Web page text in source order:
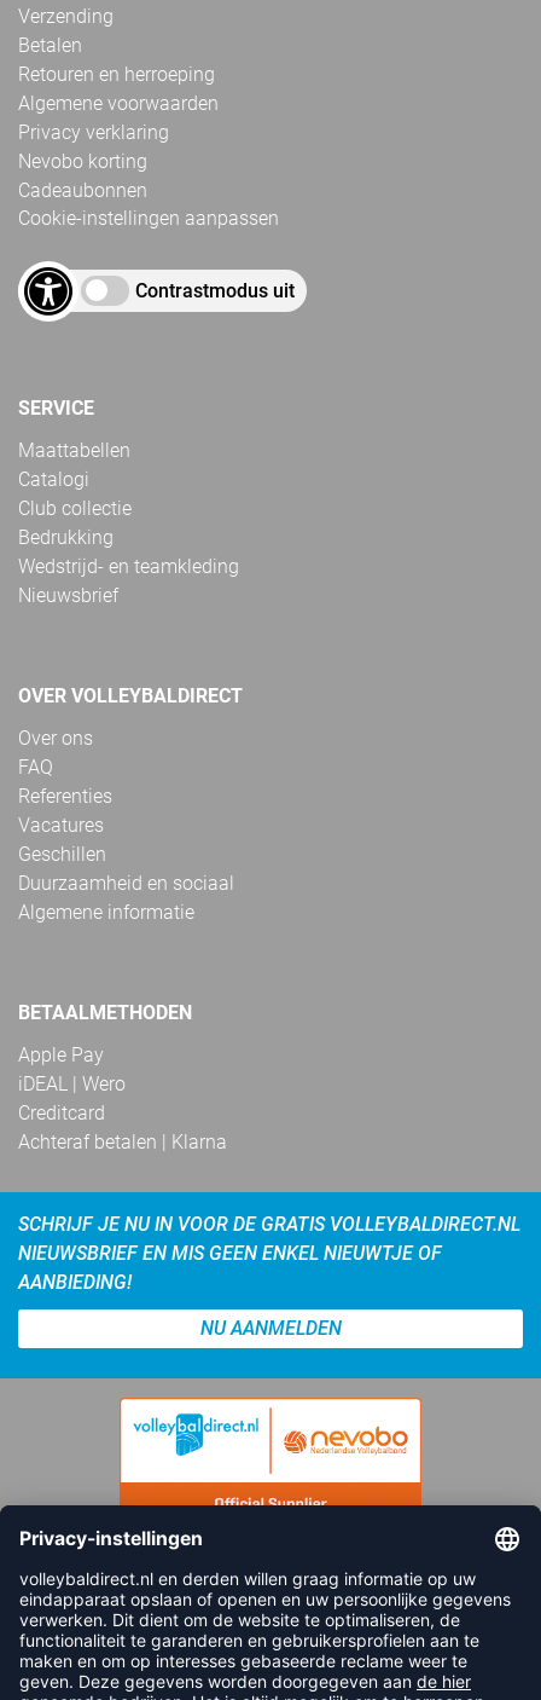
Verzending
Betalen
Retouren en herroeping
Algemene voorwaarden
Privacy verklaring
Nevobo korting
Cadeaubonnen
Cookie-instellingen aanpassen
Contrastmodus uit
SERVICE
Maattabellen
Catalogi
Club collectie
Bedrukking
Wedstrijd- en teamkleding
Nieuwsbrief
OVER VOLLEYBALDIRECT
Over ons
FAQ
Referenties
Vacatures
Geschillen
Duurzaamheid en sociaal
Algemene informatie
BETAALMETHODEN
Apple Pay
iDEAL | Wero
Creditcard
Achteraf betalen | Klarna
SCHRIJF JE NU IN VOOR DE GRATIS VOLLEYBALDIRECT.NL
NIEUWSBRIEF EN MIS GEEN ENKEL NIEUWTJE OF
AANBIEDING!
NU AANMELDEN